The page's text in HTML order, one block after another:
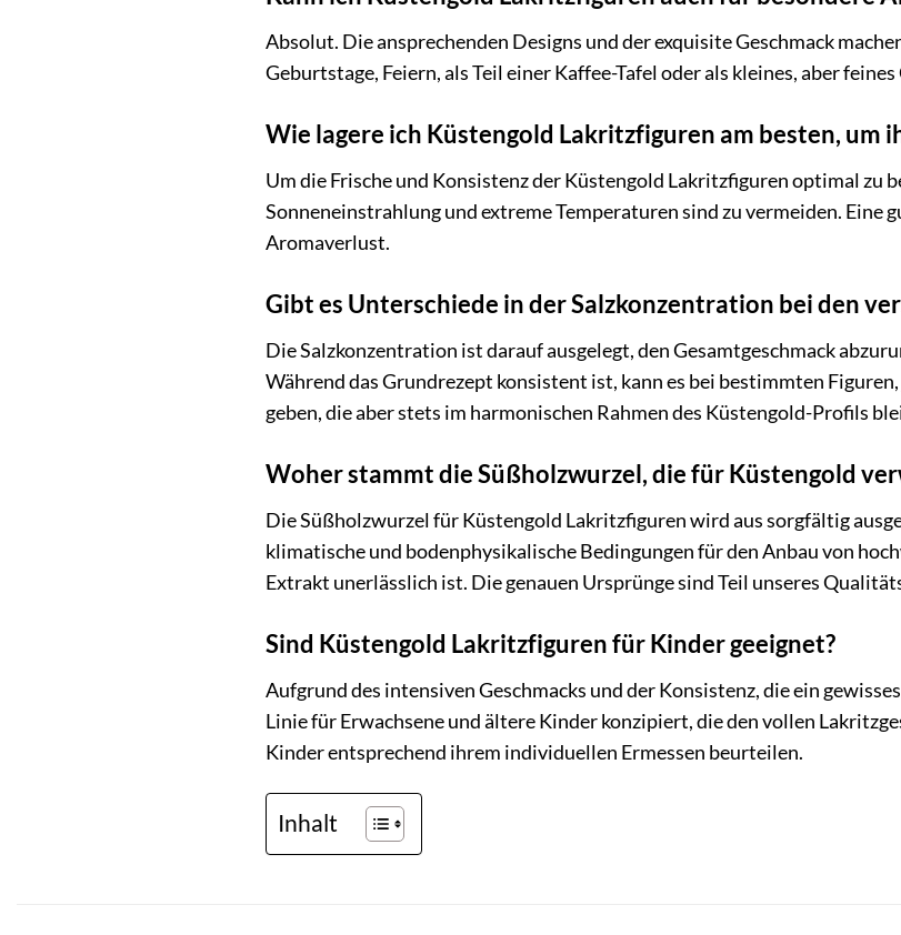
Absolut. Die ansprechenden Designs und der exquisite Geschmack
Geburtstage, Feiern, als Teil einer Kaffee-Tafel oder als kleines, aber
Wie lagere ich Küstengold Lakritzfiguren am besten, um
Um die Frische und Konsistenz der Küstengold Lakritzfiguren optimal zu
Sonneneinstrahlung und extreme Temperaturen sind zu vermeiden. Eine
Aromaverlust.
Gibt es Unterschiede in der Salzkonzentration bei den
Die Salzkonzentration ist darauf ausgelegt, den Gesamtgeschmack
Während das Grundrezept konsistent ist, kann es bei bestimmten
geben, die aber stets im harmonischen Rahmen des Küstengold-Profils
Woher stammt die Süßholzwurzel, die für Küstengold
Die Süßholzwurzel für Küstengold Lakritzfiguren wird aus sorgfältig
klimatische und bodenphysikalische Bedingungen für den Anbau von
Extrakt unerlässlich ist. Die genauen Ursprünge sind Teil unseres
Sind Küstengold Lakritzfiguren für Kinder geeignet?
Aufgrund des intensiven Geschmacks und der Konsistenz, die ein
Linie für Erwachsene und ältere Kinder konzipiert, die den vollen
Kinder entsprechend ihrem individuellen Ermessen beurteilen.
Inhalt